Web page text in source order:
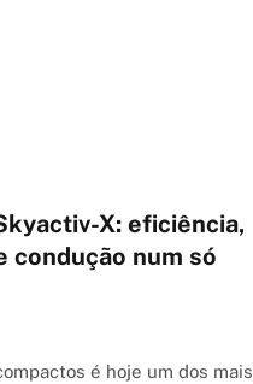
X: eficiência,
condução num só
é hoje um dos mais